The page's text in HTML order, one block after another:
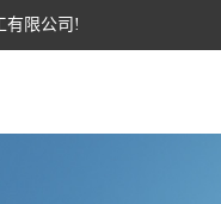
有限公司!